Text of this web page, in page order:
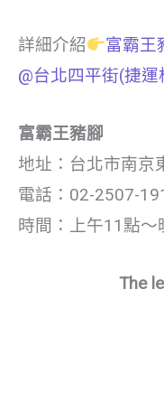
詳細介紹
富霸王
@台北四平街(捷運
富霸王豬腳
地址：台北市南京
電話：02-2507-
時間：上午11點
The